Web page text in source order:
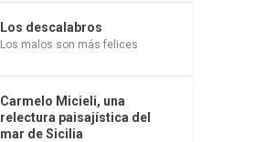
Los descalabros
Los malos son más felices
Carmelo Micieli, una
relectura paisajística del
mar de Sicilia